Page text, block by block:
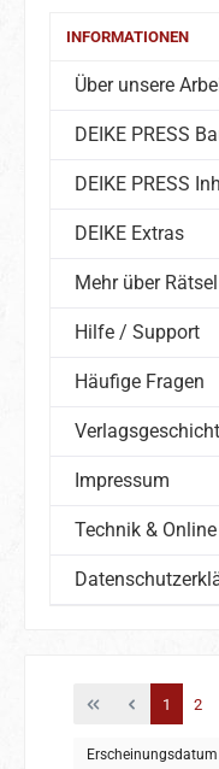
INFORMATIONEN
Über unsere
DEIKE PRESS
DEIKE PRESS
DEIKE Extras
Mehr über Rätsel
Hilfe / Support
Häufige Fragen
Impressum
Technik & Online
Seite
1 2